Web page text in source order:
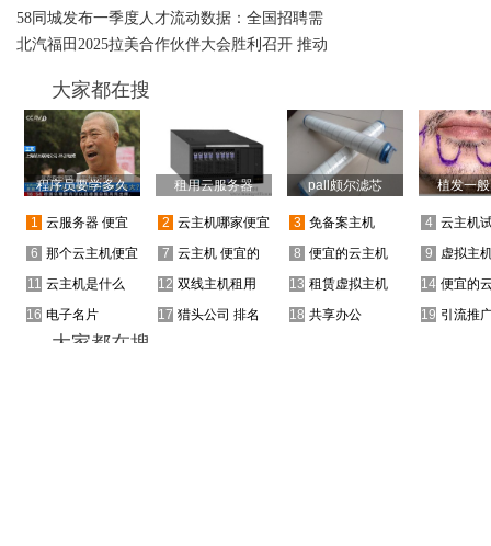
58同城发布一季度人才流动数据：全国招聘需
北汽福田2025拉美合作伙伴大会胜利召开 推动